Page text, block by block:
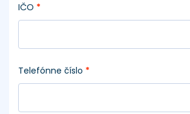
IČO *
Telefónne číslo *